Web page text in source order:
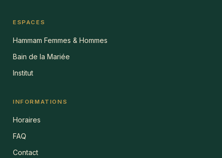
ESPACES
Hammam Femmes & Hommes
Bain de la Mariée
Institut
INFORMATIONS
Horaires
FAQ
Contact